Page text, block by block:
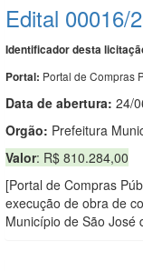
Edital 00016/
Identificador desta
Portal: Portal de Compras
Data de abertura: 24/
Orgão: Prefeitura
Valor: R$ 810.284,00
[Portal de Compras
execução de obra de
Município de São José